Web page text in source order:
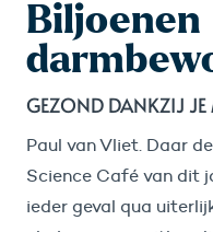
Biljoenen
GEZOND DANKZIJ
Paul van Vliet. Daar
Science Café van dit
ieder geval qua